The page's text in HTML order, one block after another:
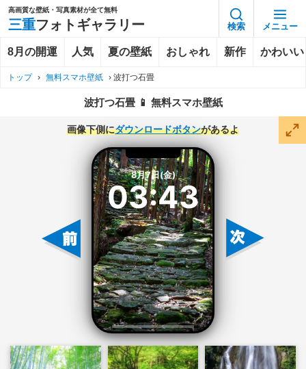
高画質な壁紙・写真素材が全て無料
三重フォトギャラリー 検索 メニュー
8月の開運 人気 夏の壁紙 おしゃれ 新作 かわいい
トップ › 無料スマホ壁紙 › 波打つ石畳
波打つ石畳 📱 無料スマホ壁紙
画像下側にダウンロードボタンがあるよ
8月7日(金)
03:43